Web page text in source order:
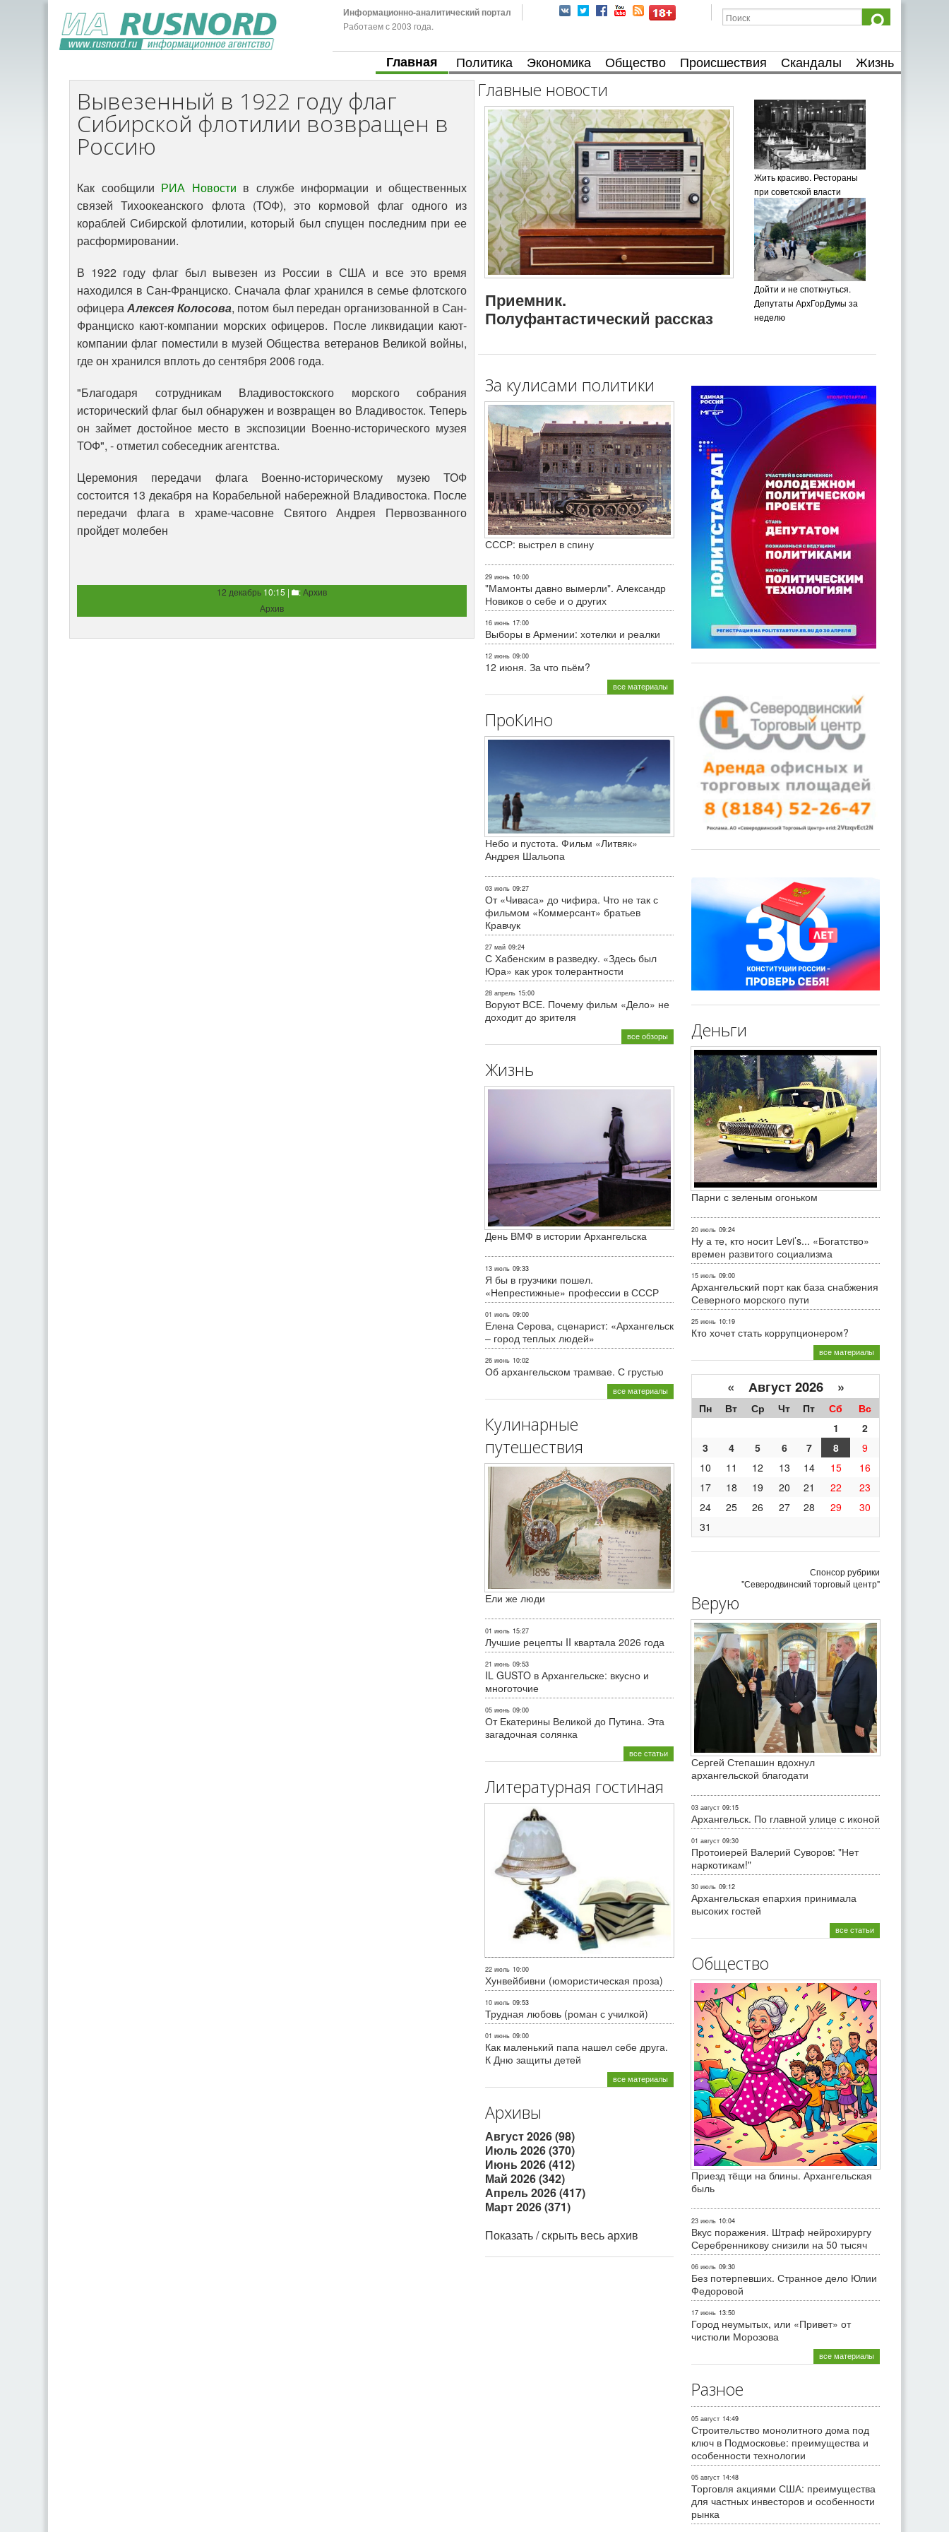
Информационно-аналитический портал
Работаем с 2003 года.
Главная Политика Экономика Общество Происшествия Скандалы Жизнь
Вывезенный в 1922 году флаг
Сибирской флотилии возвращен в
Россию
Как сообщили РИА Новости в службе информации и общественных
связей Тихоокеанского флота (ТОФ), это кормовой флаг одного из
кораблей Сибирской флотилии, который был спущен последним при ее
расформировании.
В 1922 году флаг был вывезен из России в США и все это время
находился в Сан-Франциско. Сначала флаг хранился в семье флотского
офицераАлексея Колосова, потом был передан организованной в Сан-
Франциско кают-компании морских офицеров. После ликвидации кают-
компании флаг поместили в музей Общества ветеранов Великой войны,
где он хранился вплоть до сентября 2006 года.
"Благодаря сотрудникам Владивостокского морского собрания
исторический флаг был обнаружен и возвращен во Владивосток. Теперь
он займет достойное место в экспозиции Военно-исторического музея
ТОФ", - отметил собеседник агентства.
Церемония передачи флага Военно-историческому музею ТОФ
состоится 13 декабря на Корабельной набережной Владивостока. После
передачи флага в храме-часовне Святого Андрея Первозванного
пройдет молебен
12 декабрь 10:15 | :Архив
Архив
Главные новости
Приемник.
Полуфантастический рассказ
Жить красиво. Рестораны
при советской власти
Дойти и не споткнуться.
Депутаты АрхГорДумы за
неделю
За кулисами политики
СССР: выстрел в спину
29 июнь 10:00
"Мамонты давно вымерли". Александр
Новиков о себе и о других
16 июнь 17:00
Выборы в Армении: хотелки и реалки
12 июнь 09:00
12 июня. За что пьём?
все материалы
ПроКино
Небо и пустота. Фильм «Литвяк»
Андрея Шальопа
03 июль 09:27
От «Чиваса» до чифира. Что не так с
фильмом «Коммерсант» братьев
Кравчук
27 май 09:24
С Хабенским в разведку. «Здесь был
Юра» как урок толерантности
28 апрель 15:00
Воруют ВСЕ. Почему фильм «Дело» не
доходит до зрителя
все обзоры
Жизнь
День ВМФ в истории Архангельска
13 июль 09:33
Я бы в грузчики пошел.
«Непрестижные» профессии в СССР
01 июль 09:00
Елена Серова, сценарист: «Архангельск
– город теплых людей»
26 июнь 10:02
Об архангельском трамвае. С грустью
все материалы
Кулинарные
путешествия
Ели же люди
01 июль 15:27
Лучшие рецепты II квартала 2026 года
21 июнь 09:53
IL GUSTO в Архангельске: вкусно и
многоточие
05 июнь 09:00
От Екатерины Великой до Путина. Эта
загадочная солянка
все статьи
Литературная гостиная
22 июль 10:00
Хунвейбивни (юмористическая проза)
10 июль 09:53
Трудная любовь (роман с училкой)
01 июнь 09:00
Как маленький папа нашел себе друга.
К Дню защиты детей
все материалы
Архивы
Август 2026 (98)
Июль 2026 (370)
Июнь 2026 (412)
Май 2026 (342)
Апрель 2026 (417)
Март 2026 (371)
Показать / скрыть весь архив
Деньги
Парни с зеленым огоньком
20 июль 09:24
Ну а те, кто носит Levi’s... «Богатство»
времен развитого социализма
15 июль 09:00
Архангельский порт как база снабжения
Северного морского пути
25 июнь 10:19
Кто хочет стать коррупционером?
все материалы
« Август 2026 »
Пн Вт Ср Чт Пт Сб
Вс
1
2
3
4 5 6 7 8
9
10
11 12 13 14 15
16
17
18 19 20 21 22
23
24
25 26 27 28 29
30
31
Спонсор рубрики
"Северодвинский торговый центр"
Верую
Сергей Степашин вдохнул
архангельской благодати
03 август 09:15
Архангельск. По главной улице с иконой
01 август 09:30
Протоиерей Валерий Суворов: "Нет
наркотикам!"
30 июль 09:12
Архангельская епархия принимала
высоких гостей
все статьи
Общество
Приезд тёщи на блины. Архангельская
быль
23 июль 10:04
Вкус поражения. Штраф нейрохирургу
Серебренникову снизили на 50 тысяч
06 июль 09:30
Без потерпевших. Странное дело Юлии
Федоровой
17 июнь 13:50
Город неумытых, или «Привет» от
чистюли Морозова
все материалы
Разное
05 август 14:49
Строительство монолитного дома под
ключ в Подмосковье: преимущества и
особенности технологии
05 август 14:48
Торговля акциями США: преимущества
для частных инвесторов и особенности
рынка